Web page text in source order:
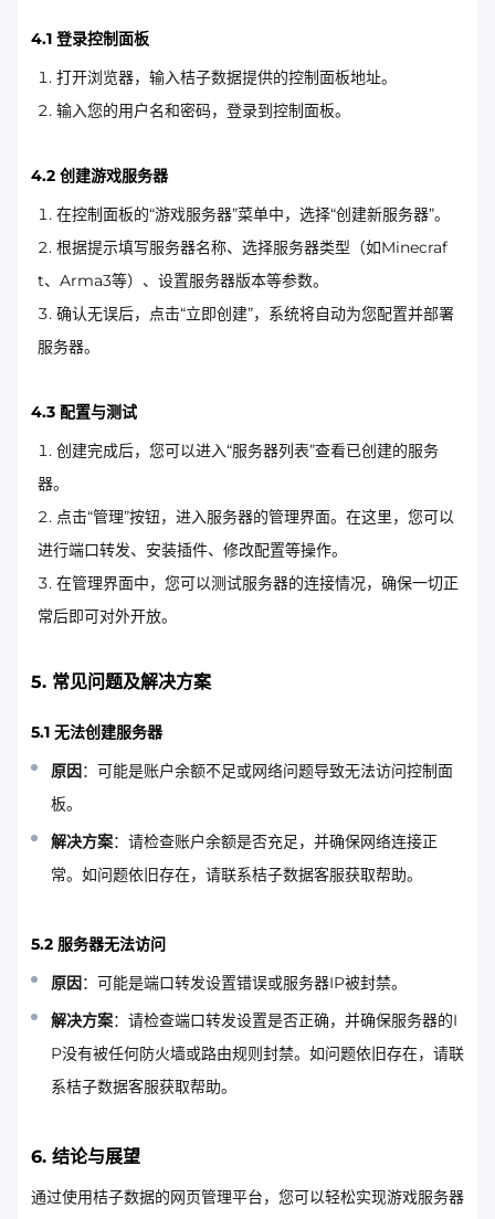
4.1 登录控制面板
打开浏览器，输入桔子数据提供的控制面板地址。
输入您的用户名和密码，登录到控制面板。
4.2 创建游戏服务器
在控制面板的“游戏服务器”菜单中，选择“创建新服务器”。
根据提示填写服务器名称、选择服务器类型（如Minecraf
t、Arma3等）、设置服务器版本等参数。
确认无误后，点击“立即创建”，系统将自动为您配置并部署
服务器。
4.3 配置与测试
创建完成后，您可以进入“服务器列表”查看已创建的服务
器。
点击“管理”按钮，进入服务器的管理界面。在这里，您可以
进行端口转发、安装插件、修改配置等操作。
在管理界面中，您可以测试服务器的连接情况，确保一切正
常后即可对外开放。
5. 常见问题及解决方案
5.1 无法创建服务器
原因：可能是账户余额不足或网络问题导致无法访问控制面
板。
解决方案：请检查账户余额是否充足，并确保网络连接正
常。如问题依旧存在，请联系桔子数据客服获取帮助。
5.2 服务器无法访问
原因：可能是端口转发设置错误或服务器IP被封禁。
解决方案：请检查端口转发设置是否正确，并确保服务器的I
P没有被任何防火墙或路由规则封禁。如问题依旧存在，请联
系桔子数据客服获取帮助。
6. 结论与展望
通过使用桔子数据的网页管理平台，您可以轻松实现游戏服务器